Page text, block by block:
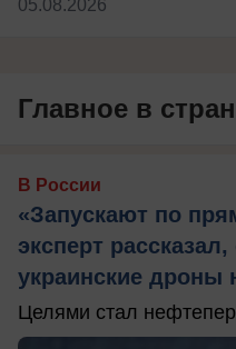
05.08.2026
Главное в
В России
«Запускают по
эксперт
украинские дроны
Целями стал